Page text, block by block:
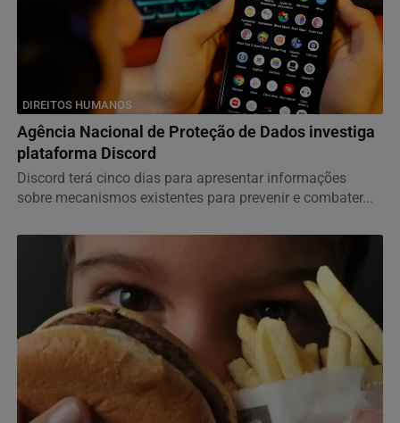
DIREITOS HUMANOS
Agência Nacional de Proteção de Dados investiga
plataforma Discord
Discord terá cinco dias para apresentar informações
sobre mecanismos existentes para prevenir e combater...